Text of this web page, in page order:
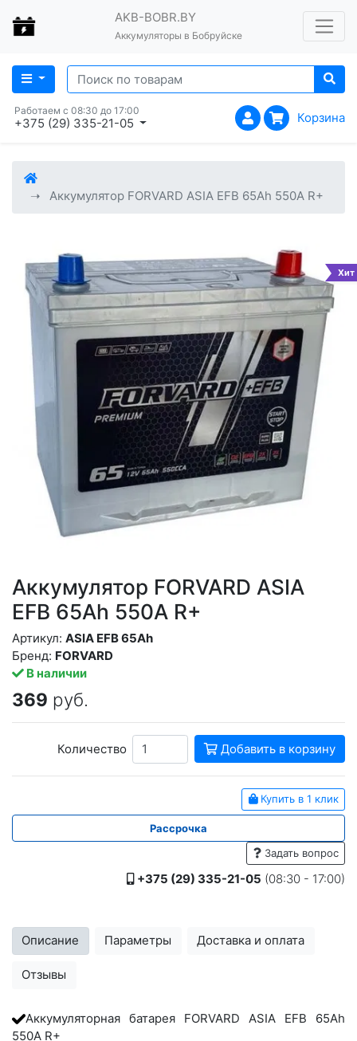
AKB-BOBR.BY
Аккумуляторы в Бобруйске
Работаем с 08:30 до 17:00
+375 (29) 335-21-05 Корзина
Аккумулятор FORVARD ASIA EFB 65Ah 550A R+
Хит
Аккумулятор FORVARD ASIA
EFB 65Ah 550A R+
В наличии
Бренд: FORVARD
Артикул: ASIA EFB 65Ah
369 руб.
Количество Добавить в корзину
Купить в 1 клик
Рассрочка
Задать вопрос
+375 (29) 335-21-05 (08:30 - 17:00)
Описание Параметры Доставка и оплата
Отзывы
Аккумуляторная батарея FORVARD ASIA EFB 65Ah
550A R+